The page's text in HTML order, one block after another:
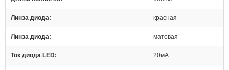
Линза диода красная
Линза диода матовая
Ток диода LED 20мА